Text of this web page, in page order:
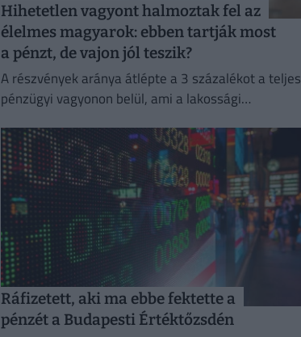
Hihetetlen vagyont halmoztak fel az
élelmes magyarok: ebben tartják most
a pénzt, de vajon jól teszik?
A részvények aránya átlépte a 3 százalékot a teljes
pénzügyi vagyonon belül, ami a lakossági
Ráfizetett, aki ma ebbe fektette a
pénzét a Budapesti Értéktőzsdén